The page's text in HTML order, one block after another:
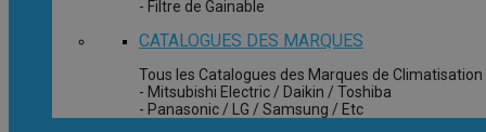
- Filtre de Gainable
CATALOGUES DES MARQUES
Tous les Catalogues des Marques de Climatisation
- Mitsubishi Electric / Daikin / Toshiba
- Panasonic / LG / Samsung / Etc